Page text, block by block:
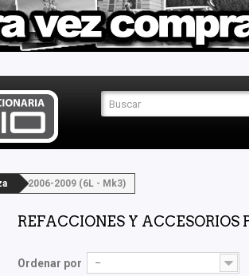
2006-2009 (6L - Mk3)
REFACCIONES Y
Ordenar por --